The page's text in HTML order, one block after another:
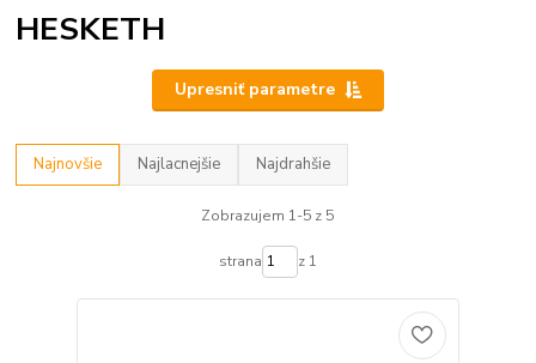
HESKETH
Upresniť parametre
Najnovšie Najlacnejšie Najdrahšie
Zobrazujem 1-5 z 5
strana z 1